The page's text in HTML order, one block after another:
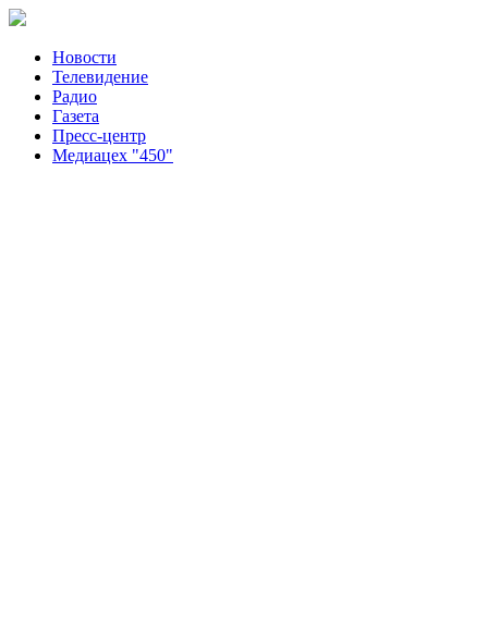
Новости
Телевидение
Радио
Газета
Пресс-центр
Медиацех "450"